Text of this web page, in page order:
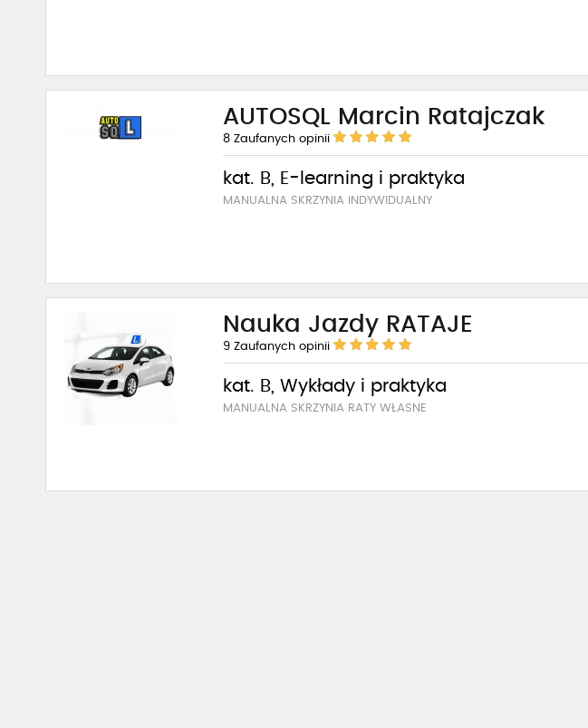
AUTOSQL Marcin Ratajczak
8 Zaufanych opinii
kat. B, E-learning i praktyka
MANUALNA SKRZYNIA INDYWIDUALNY
Nauka Jazdy RATAJE
9 Zaufanych opinii
kat. B, Wykłady i praktyka
MANUALNA SKRZYNIA RATY WŁASNE